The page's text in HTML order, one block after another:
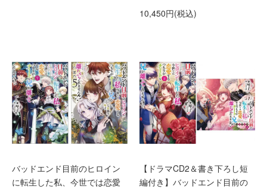
10,450円(税込)
バッドエンド目前のヒロイン
に転生した私、今世では恋愛
【ドラマCD2＆書き下ろし短
編付き】バッドエンド目前の